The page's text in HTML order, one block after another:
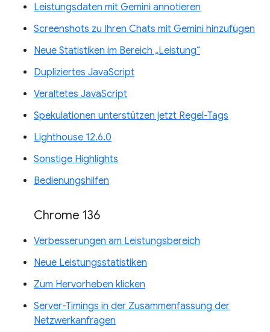
Leistungsdaten mit Gemini annotieren
Screenshots zu Ihren Chats mit Gemini hinzufügen
Neue Statistiken im Bereich „Leistung“
Dupliziertes JavaScript
Veraltetes JavaScript
Spekulationen unterstützen jetzt Regel-Tags
Lighthouse 12.6.0
Sonstige Highlights
Bedienungshilfen
Chrome 136
Verbesserungen am Leistungsbereich
Neue Leistungsstatistiken
Zum Hervorheben klicken
Server-Timings in der Zusammenfassung der
Netzwerkanfragen